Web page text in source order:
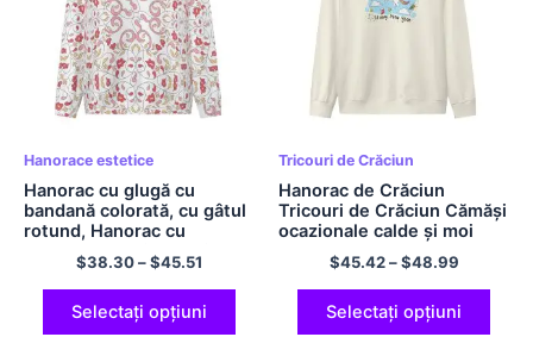
Hanorace estetice
Hanorac cu glugă cu
bandană colorată, cu gâtul
rotund, Hanorac cu
bandană, ocazional, din
poliester
$38.30–$45.51
Selectați opțiuni
Tricouri de Crăciun
Hanorac de Crăciun
Tricouri de Crăciun Cămăși
ocazionale calde și moi
Bumbac 180 GSM
$45.42–$48.99
Selectați opțiuni